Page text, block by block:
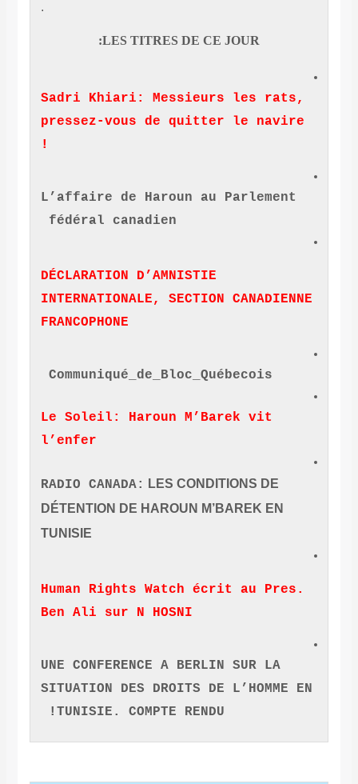
LES TITRES DE CE JOUR:
Sadri Khiari: Messieurs les
pressez-vous de quitter le
L’affaire de Haroun au
fédéral canadien
DÉCLARATION D’AMNISTIE
INTERNATIONALE, SECTION
FRANCOPHONE
Communiqué_de_Bloc_Québecois
Le Soleil: Haroun M’Barek vit
RADIO CANADA:LES CONDITIONS DE
DÉTENTION DE HAROUN M’BAREK
Human Rights Watch écrit au
Ben Ali sur N HOSNI
UNE CONFERENCE A BERLIN SUR
SITUATION DES DROITS DE
TUNISIE. COMPTE RENDU!